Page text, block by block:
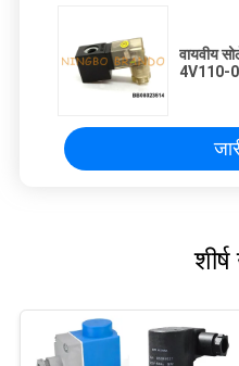
वायवीय
4V110-